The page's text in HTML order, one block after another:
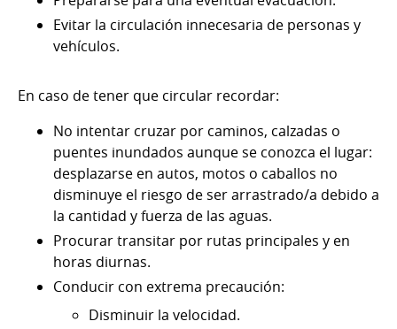
Evitar la circulación innecesaria de personas y
vehículos.
En caso de tener que circular recordar:
No intentar cruzar por caminos, calzadas o
puentes inundados aunque se conozca el lugar:
desplazarse en autos, motos o caballos no
disminuye el riesgo de ser arrastrado/a debido a
la cantidad y fuerza de las aguas.
Procurar transitar por rutas principales y en
horas diurnas.
Conducir con extrema precaución:
Disminuir la velocidad.